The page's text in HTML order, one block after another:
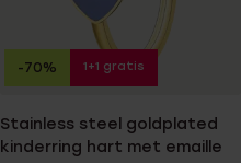
Stainless steel goldplated
kinderring hart met emaille
-70% 1+1 gratis